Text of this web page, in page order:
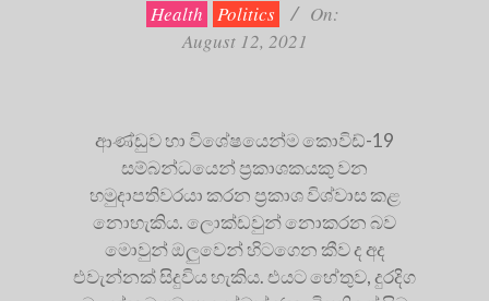
Health Politics
On:
August 12, 2021
ආණ්ඩුව හා විශේෂයෙන්ම කොවිඩ්-19
සම්බන්ධයෙන් ප්‍රකාශකයකු වන
හමුදාපතිවරයා කරන ප්‍රකාශ විශ්වාස කළ
නොහැකිය. ලොක්ඩවුන් නොකරන බව
මොවුන් ඔලුවෙන් හිටගෙන කීව ද අද
එවැන්නක් සිදුවිය හැකිය. එයට හේතුව, දුරදිග